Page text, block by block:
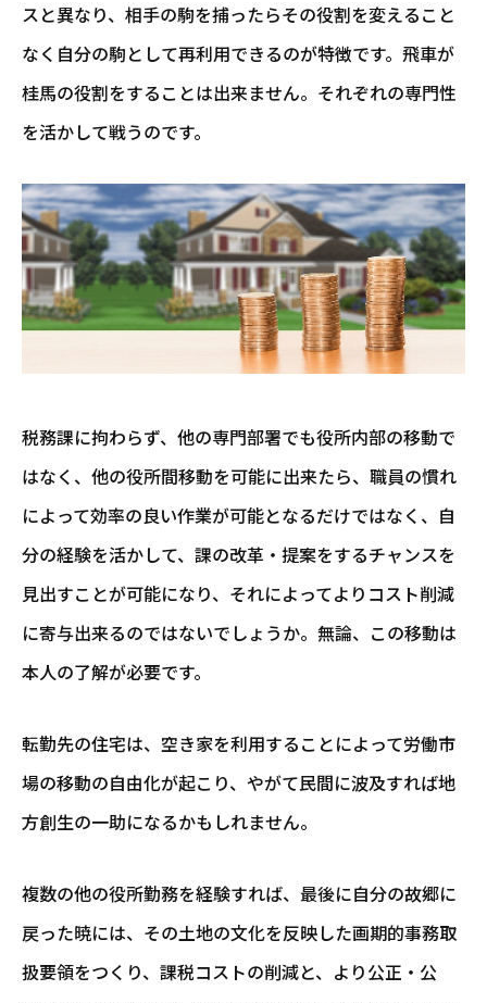
スと異なり、相手の駒を捕ったらその役割を変えること
なく自分の駒として再利用できるのが特徴です。飛車が
桂馬の役割をすることは出来ません。それぞれの専門性
を活かして戦うのです。
税務課に拘わらず、他の専門部署でも役所内部の移動で
はなく、他の役所間移動を可能に出来たら、職員の慣れ
によって効率の良い作業が可能となるだけではなく、自
分の経験を活かして、課の改革・提案をするチャンスを
見出すことが可能になり、それによってよりコスト削減
に寄与出来るのではないでしょうか。無論、この移動は
本人の了解が必要です。
転勤先の住宅は、空き家を利用することによって労働市
場の移動の自由化が起こり、やがて民間に波及すれば地
方創生の一助になるかもしれません。
複数の他の役所勤務を経験すれば、最後に自分の故郷に
戻った暁には、その土地の文化を反映した画期的事務取
扱要領をつくり、課税コストの削減と、より公正・公